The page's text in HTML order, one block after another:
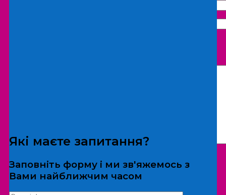
*Дані не передаються третім особам
Які маєте запитання?
Заповніть форму і ми зв'яжемось з
Вами найближчим часом